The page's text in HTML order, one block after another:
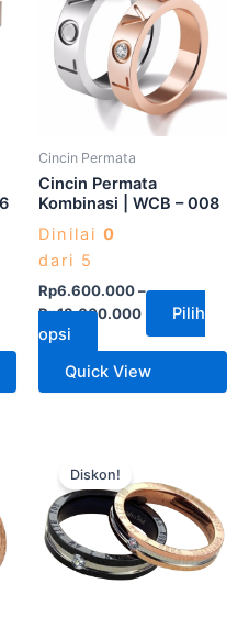
Cincin Permata
Cincin Permata
Kombinasi | WCB – 008
Dinilai 0
dari 5
Rp6.600.000–
Rp13.000.000
Pilih
opsi
memiliki
beberapa
varian.
Pilihan
ini
di
halaman
Quick View
Diskon!
ini
memiliki
beberapa
varian.
Pilihan